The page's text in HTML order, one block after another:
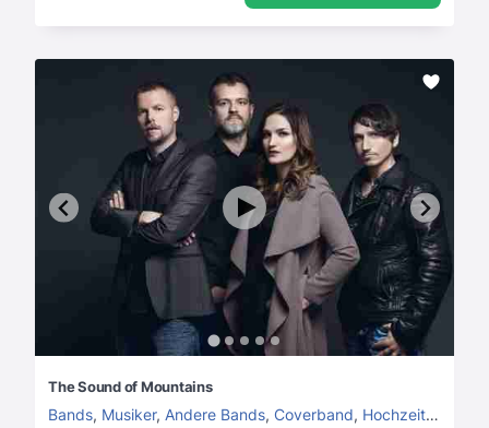
The Sound of Mountains
Bands, Musiker, Andere Bands, Coverband, Hochzeitsband